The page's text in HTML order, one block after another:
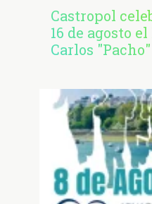
Castropol
16 de agosto
Carlos "Pacho"